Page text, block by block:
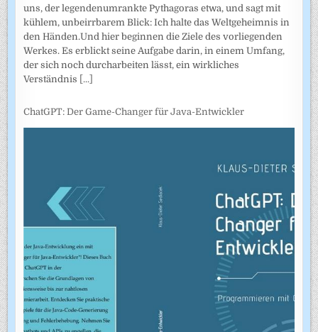
uns, der legendenumrankte Pythagoras etwa, und sagt mit
kühlem, unbeirrbarem Blick: Ich halte das Weltgeheimnis in
den Händen.Und hier beginnen die Ziele des vorliegenden
Werkes. Es erblickt seine Aufgabe darin, in einem Umfang,
der sich noch durcharbeiten lässt, ein wirkliches
Verständnis [...]
ChatGPT: Der Game-Changer für Java-Entwickler